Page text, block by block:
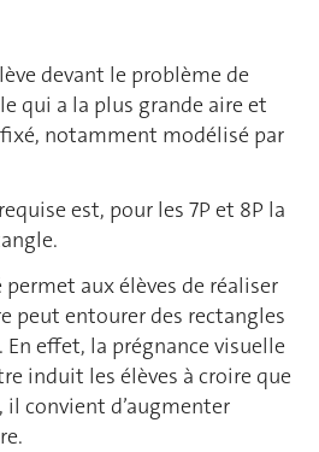
devant le problème de
qui a la plus grande aire et
notamment modélisé par
est, pour les 7P et 8P la
aux élèves de réaliser
peut entourer des rectangles
effet, la prégnance visuelle
induit les élèves à croire que
il convient d’augmenter